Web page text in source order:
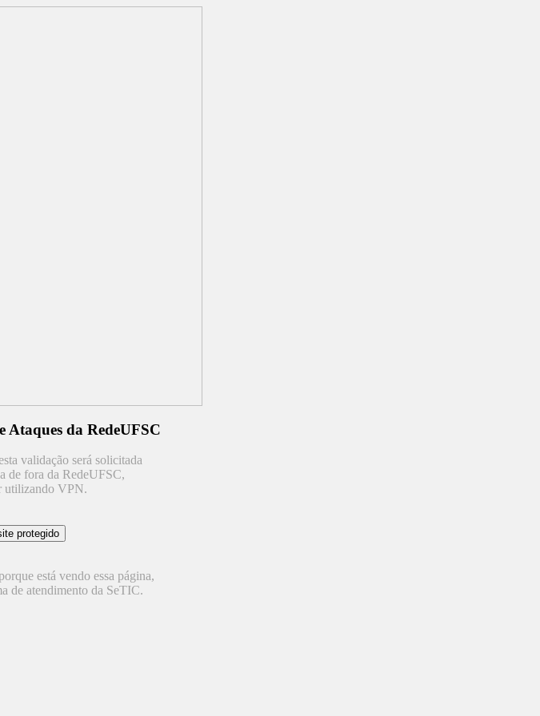
Ataques da RedeUFSC
validação será solicitada
de fora da RedeUFSC,
utilizando VPN.
está vendo essa página,
de atendimento da SeTIC.